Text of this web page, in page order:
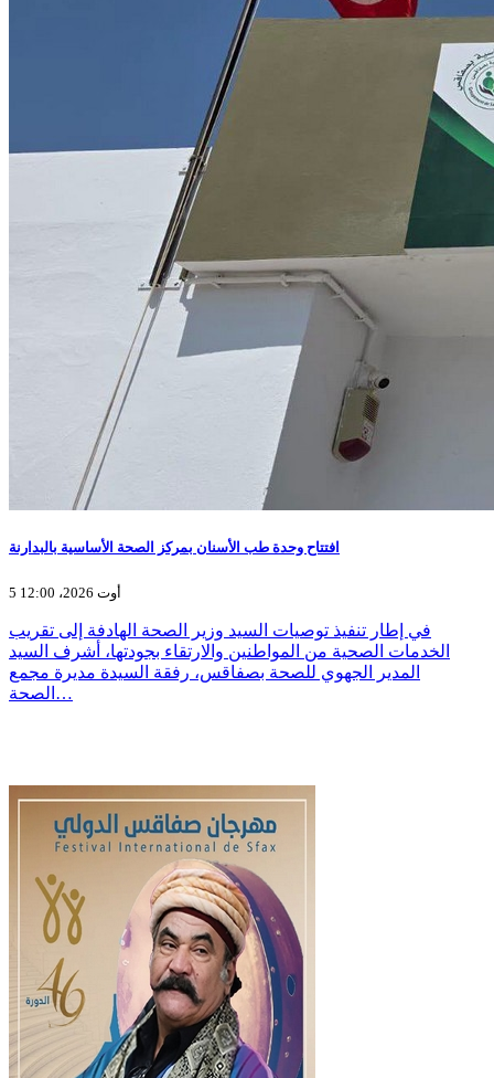
افتتاح وحدة طب الأسنان بمركز الصحة الأساسية بالبدارنة
5 أوت 2026، 12:00
في إطار تنفيذ توصيات السيد وزير الصحة الهادفة إلى تقريب
الخدمات الصحية من المواطنين والارتقاء بجودتها، أشرف السيد
المدير الجهوي للصحة بصفاقس، رفقة السيدة مديرة مجمع
الصحة…